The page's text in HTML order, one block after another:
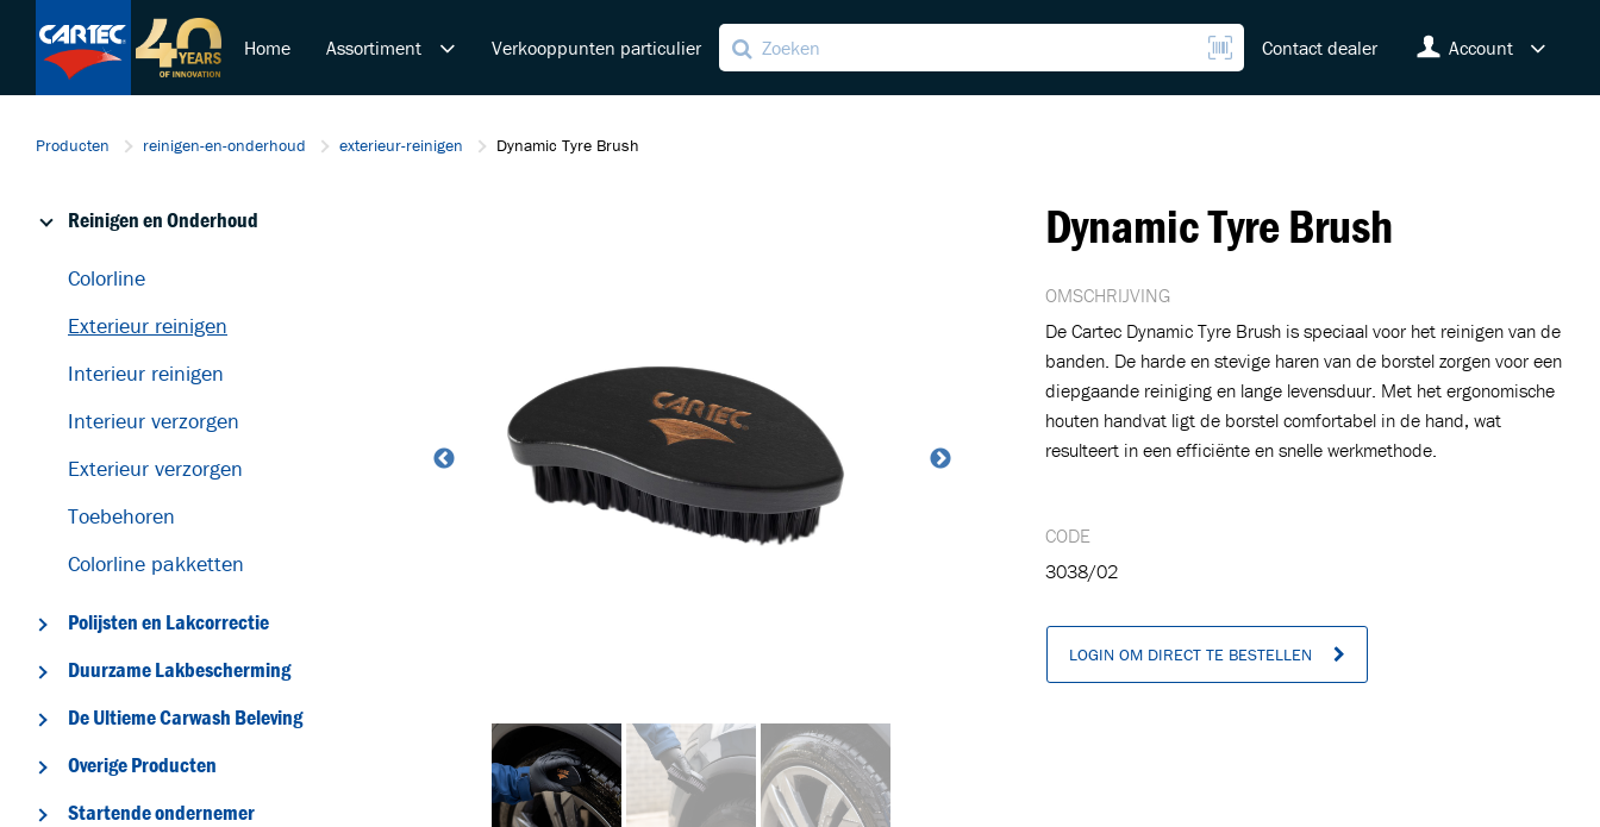
Home Assortiment
Polijsten en Lakcorrectie
Verkooppunten particulier Contact dealer Account
Producten reinigen-en-onderhoud exterieur-reinigen Dynamic Tyre Brush
Reinigen en Onderhoud
Colorline
Exterieur reinigen
Interieur reinigen
Interieur verzorgen
Exterieur verzorgen
Toebehoren
Colorline pakketten
Polijsten en Lakcorrectie
Duurzame Lakbescherming
De Ultieme Carwash Beleving
Overige Producten
Startende ondernemer
Dynamic Tyre Brush
OMSCHRIJVING
De Cartec Dynamic Tyre Brush is speciaal voor het reinigen van de
banden. De harde en stevige haren van de borstel zorgen voor een
diepgaande reiniging en lange levensduur. Met het ergonomische
houten handvat ligt de borstel comfortabel in de hand, wat
resulteert in een efficiënte en snelle werkmethode.
CODE
3038/02
LOGIN OM DIRECT TE BESTELLEN
Toegevoegd aan winkelwagen